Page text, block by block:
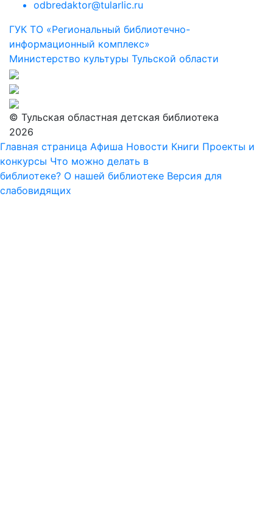
odbredaktor@tularlic.ru
ГУК ТО «Региональный библиотечно-
информационный комплекс»
Министерство культуры Тульской области
© Тульская областная детская библиотека
2026
Главная страница Афиша Новости Книги Проекты и
конкурсы Что можно делать в
библиотеке? О нашей библиотеке Версия для
слабовидящих